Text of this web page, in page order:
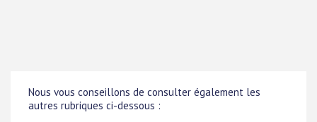
Nous vous conseillons de consulter également les
autres rubriques ci-dessous :